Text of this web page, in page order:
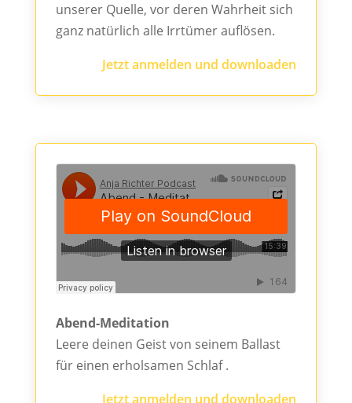
unserer Quelle, vor deren Wahrheit sich
ganz natürlich alle Irrtümer auflösen.
Jetzt anmelden und downloaden
Abend-Meditation
Leere deinen Geist von seinem Ballast
für einen erholsamen Schlaf .
Jetzt anmelden und downloaden